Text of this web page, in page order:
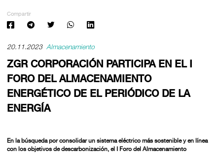
Compartir
20.11.2023 Almacenamiento
ZGR CORPORACIÓN PARTICIPA EN EL I
FORO DEL ALMACENAMIENTO
ENERGÉTICO DE EL PERIÓDICO DE LA
ENERGÍA
En la búsqueda por consolidar un sistema eléctrico más sostenible y en línea
con los objetivos de descarbonización, el I Foro del Almacenamiento